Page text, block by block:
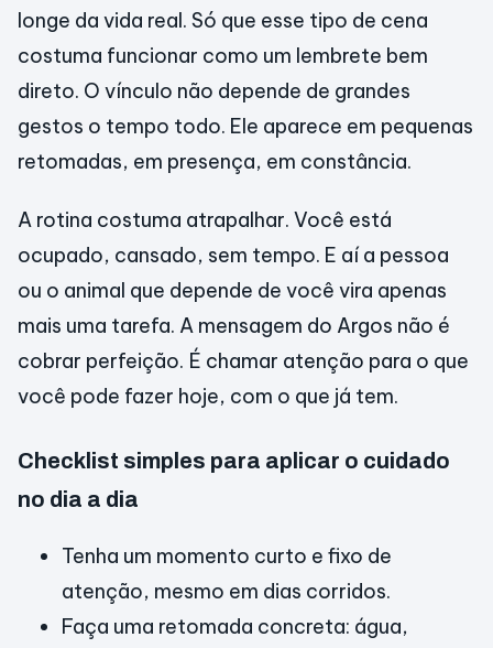
longe da vida real. Só que esse tipo de cena
costuma funcionar como um lembrete bem
direto. O vínculo não depende de grandes
gestos o tempo todo. Ele aparece em pequenas
retomadas, em presença, em constância.
A rotina costuma atrapalhar. Você está
ocupado, cansado, sem tempo. E aí a pessoa
ou o animal que depende de você vira apenas
mais uma tarefa. A mensagem do Argos não é
cobrar perfeição. É chamar atenção para o que
você pode fazer hoje, com o que já tem.
Checklist simples para aplicar o cuidado
no dia a dia
Tenha um momento curto e fixo de
atenção, mesmo em dias corridos.
Faça uma retomada concreta: água,